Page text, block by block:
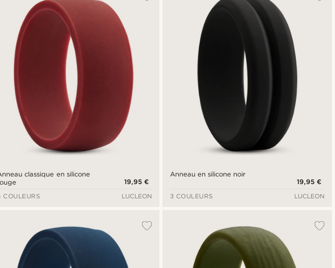
classique en silicone
19,95 €
COULEURS
LUCLEON
Anneau en silicone noir
19,95 €
3 COULEURS
LUCLEON